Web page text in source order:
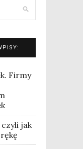
Firmy
jak